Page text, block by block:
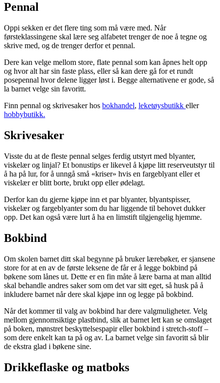
Pennal
Oppi sekken er det flere ting som må være med. Når
førsteklassingene skal lære seg alfabetet trenger de noe å tegne og
skrive med, og de trenger derfor et pennal.
Dere kan velge mellom store, flate pennal som kan åpnes helt opp
og hvor alt har sin faste plass, eller så kan dere gå for et rundt
posepennal hvor delene ligger løst i. Begge alternativene er gode, så
la barnet velge sin favoritt.
Finn pennal og skrivesaker hos bokhandel, leketøysbutikk eller
hobbybutikk.
Skrivesaker
Visste du at de fleste pennal selges ferdig utstyrt med blyanter,
viskelær og linjal? Et bonustips er likevel å kjøpe litt reserveutstyr til
å ha på lur, for å unngå små «kriser» hvis en fargeblyant eller et
viskelær er blitt borte, brukt opp eller ødelagt.
Derfor kan du gjerne kjøpe inn et par blyanter, blyantspisser,
viskelær og fargeblyanter som du har liggende til behovet dukker
opp. Det kan også være lurt å ha en limstift tilgjengelig hjemme.
Bokbind
Om skolen barnet ditt skal begynne på bruker lærebøker, er sjansene
store for at en av de første leksene de får er å legge bokbind på
bøkene som lånes ut. Dette er en fin måte å lære barna at man alltid
skal behandle andres saker som om det var sitt eget, så husk på å
inkludere barnet når dere skal kjøpe inn og legge på bokbind.
Når det kommer til valg av bokbind har dere valgmuligheter. Velg
mellom gjennomsiktige plastbind, slik at barnet lett kan se omslaget
på boken, mønstret beskyttelsespapir eller bokbind i stretch-stoff –
som dere enkelt kan ta på og av. La barnet velge sin favoritt så blir
de ekstra glad i bøkene sine.
Drikkeflaske og matboks